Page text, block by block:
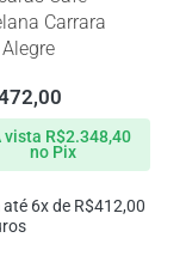
Carrara
até 6x de R$412,00
vista R$2.348,40
no Pix